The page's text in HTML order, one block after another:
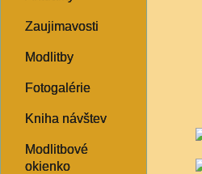
Zaujimavosti
Modlitby
Fotogalérie
Kniha návštev
Modlitbové
okienko